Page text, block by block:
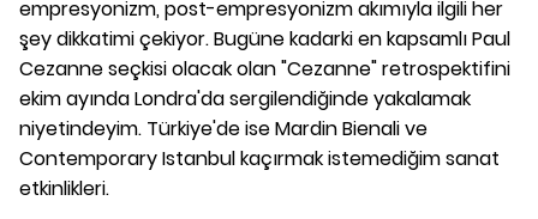
empresyonizm, post-empresyonizm akımıyla ilgili her
şey dikkatimi çekiyor. Bugüne kadarki en kapsamlı Paul
Cezanne seçkisi olacak olan "Cezanne" retrospektifini
ekim ayında Londra'da sergilendiğinde yakalamak
niyetindeyim. Türkiye'de ise Mardin Bienali ve
Contemporary Istanbul kaçırmak istemediğim sanat
etkinlikleri.